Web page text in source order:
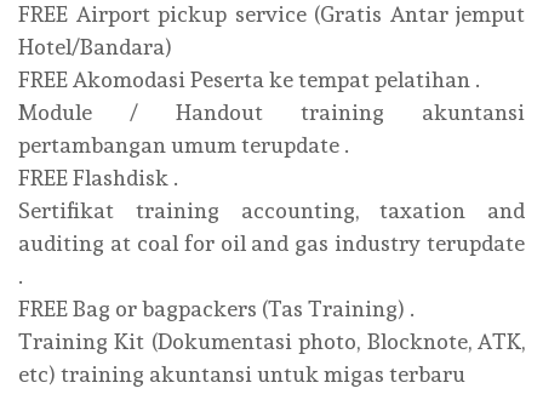
FREE Airport pickup service (Gratis Antar jemput
Hotel/Bandara)
FREE Akomodasi Peserta ke tempat pelatihan .
Module / Handout training akuntansi
pertambangan umum terupdate .
FREE Flashdisk .
Sertifikat training accounting, taxation and
auditing at coal for oil and gas industry terupdate
.
FREE Bag or bagpackers (Tas Training) .
Training Kit (Dokumentasi photo, Blocknote, ATK,
etc) training akuntansi untuk migas terbaru